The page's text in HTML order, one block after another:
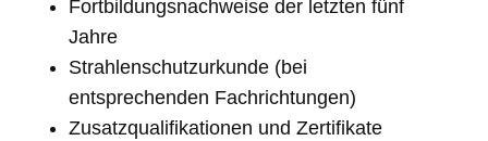
Fortbildungsnachweise der letzten fünf
Jahre
Strahlenschutzurkunde (bei
entsprechenden Fachrichtungen)
Zusatzqualifikationen und Zertifikate